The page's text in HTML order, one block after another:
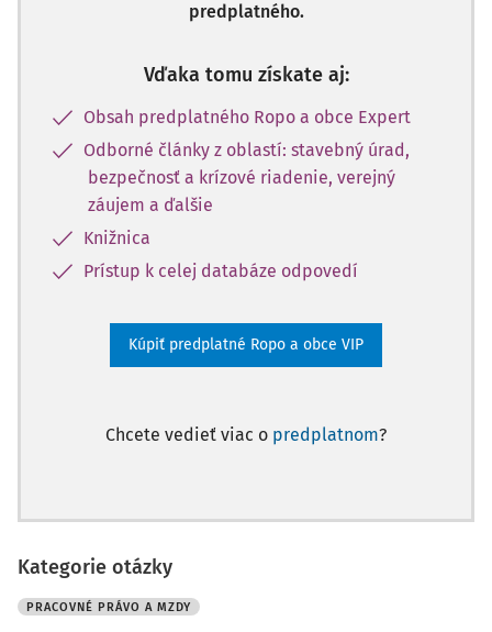
predplatného.
Vďaka tomu získate aj:
Obsah predplatného Ropo a obce Expert
Odborné články z oblastí: stavebný úrad,
bezpečnosť a krízové riadenie, verejný
záujem a ďalšie
Knižnica
Prístup k celej databáze odpovedí
Kúpiť predplatné Ropo a obce VIP
Chcete vedieť viac o predplatnom?
Kategorie otázky
PRACOVNÉ PRÁVO A MZDY